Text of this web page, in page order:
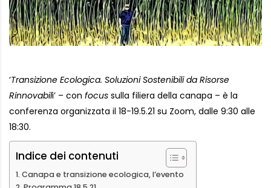
‘Transizione Ecologica. Soluzioni Sostenibili da Risorse
Rinnovabili’ – con focus sulla filiera della canapa – è la
conferenza organizzata il 18-19.5.21 su Zoom, dalle 9:30 alle
18:30.
Indice dei contenuti
Canapa e transizione ecologica, l’evento